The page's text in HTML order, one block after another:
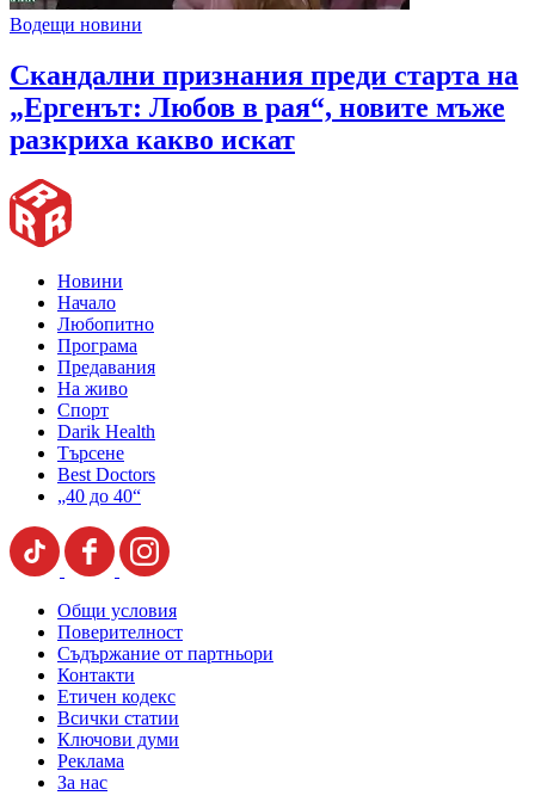
Водещи новини
Скандални признания преди старта на
„Ергенът: Любов в рая“, новите мъже
разкриха какво искат
Новини
Начало
Любопитно
Програма
Предавания
На живо
Спорт
Darik Health
Търсене
Best Doctors
„40 до 40“
Общи условия
Поверителност
Съдържание от партньори
Контакти
Етичен кодекс
Всички статии
Ключови думи
Реклама
За нас